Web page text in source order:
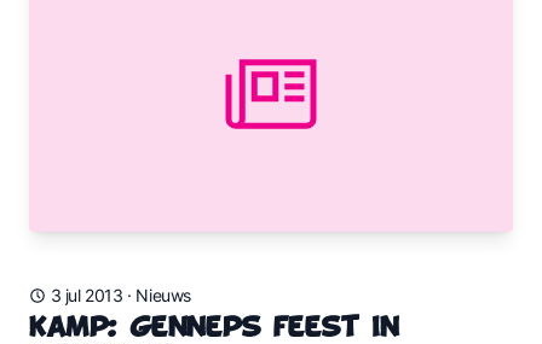
3 jul 2013 · Nieuws
Kamp: Genneps FEEST in